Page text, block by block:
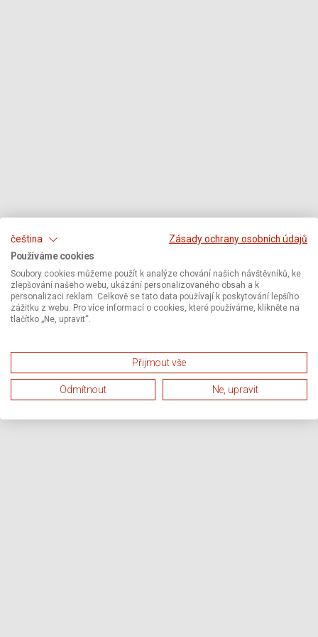
čeština
Zásady ochrany osobních údajů
Používáme cookies
Soubory cookies můžeme použít k analýze chování našich návštěvníků, ke
zlepšování našeho webu, ukázání personalizovaného obsah a k
personalizaci reklam. Celkově se tato data používají k poskytování lepšího
zážitku z webu. Pro více informací o cookies, které používáme, klikněte na
tlačítko „Ne, upravit“.
Přijmout vše
Odmítnout Ne, upravit